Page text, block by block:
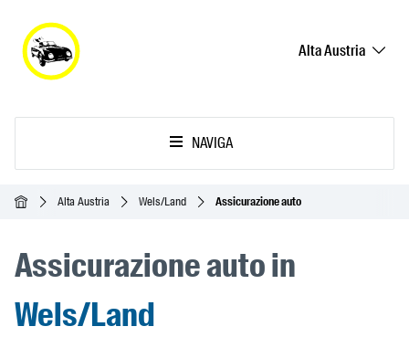
Alta Austria
NAVIGA
Home Alta Austria Wels/Land Assicurazione auto
Assicurazione auto in
Wels/Land